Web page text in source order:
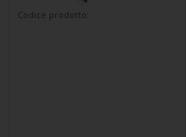
Codice prodotto: